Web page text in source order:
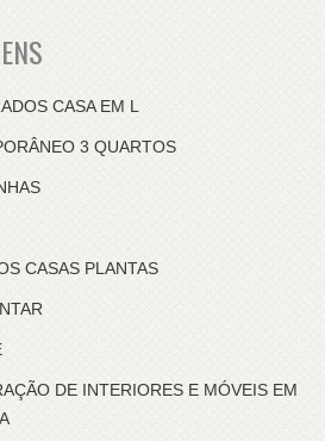
CASA EM L
3 QUARTOS
CASAS PLANTAS
DE INTERIORES E MÓVEIS EM